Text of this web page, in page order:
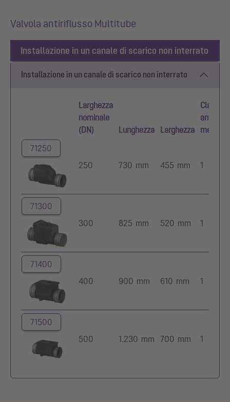
Valvola antiriflusso Multitube
Installazione in un canale di scarico non interrato
Installazione in un canale di scarico non interrato
Larghezza
nominale
(DN)
Lunghezza Larghezza
Clapet
71250
250
730 mm 455 mm 1
71300
300
825 mm 520 mm 1
71400
400
900 mm 610 mm 1
71500
500
1.230 mm 700 mm 1